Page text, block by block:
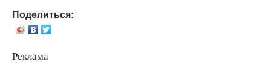
Поделиться:
Реклама